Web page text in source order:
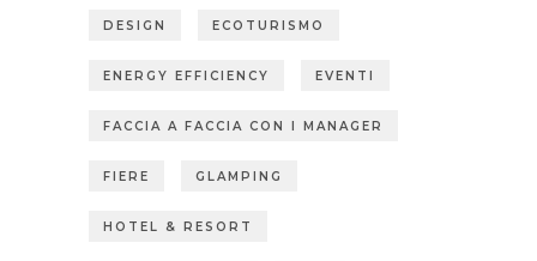
DESIGN ECOTURISMO
ENERGY EFFICIENCY EVENTI
FACCIA A FACCIA CON I MANAGER
FIERE GLAMPING
HOTEL & RESORT